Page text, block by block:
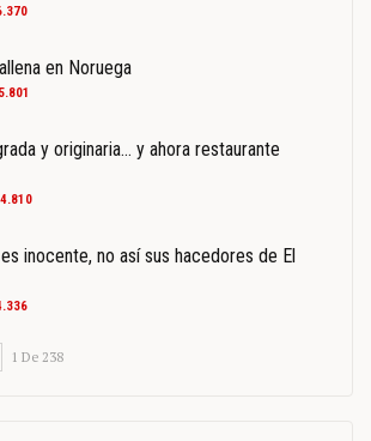
en Noruega
5.801
y originaria… y ahora restaurante
4.810
inocente, no así sus hacedores de El
1 De 238